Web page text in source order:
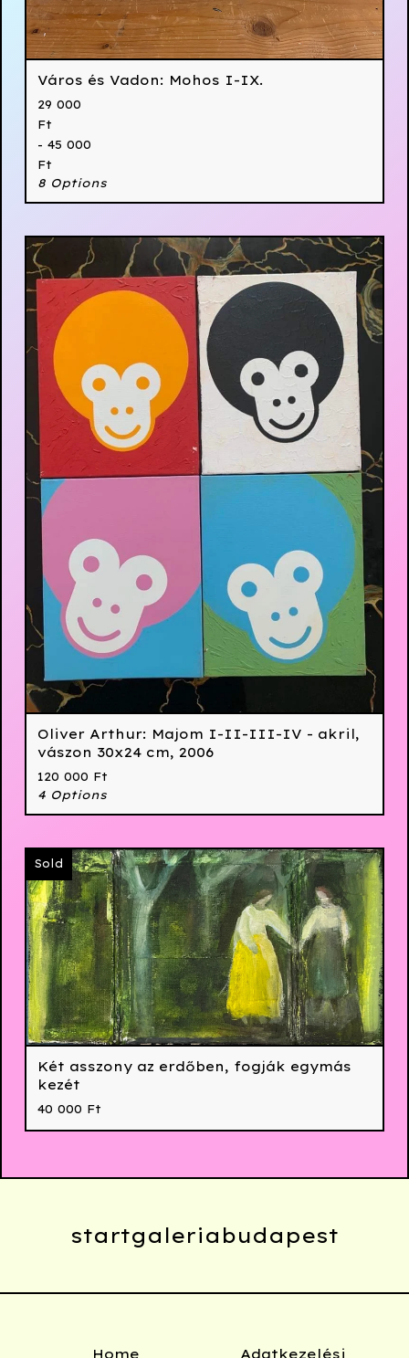
Város és Vadon: Mohos I-IX.
29 000
Ft
- 45 000
Ft
8 Options
Oliver Arthur: Majom I-II-III-IV - akril,
vászon 30x24 cm, 2006
120 000 Ft
4 Options
Sold
Két asszony az erdőben, fogják egymás
kezét
40 000 Ft
startgaleriabudapest
Home Adatkezelési